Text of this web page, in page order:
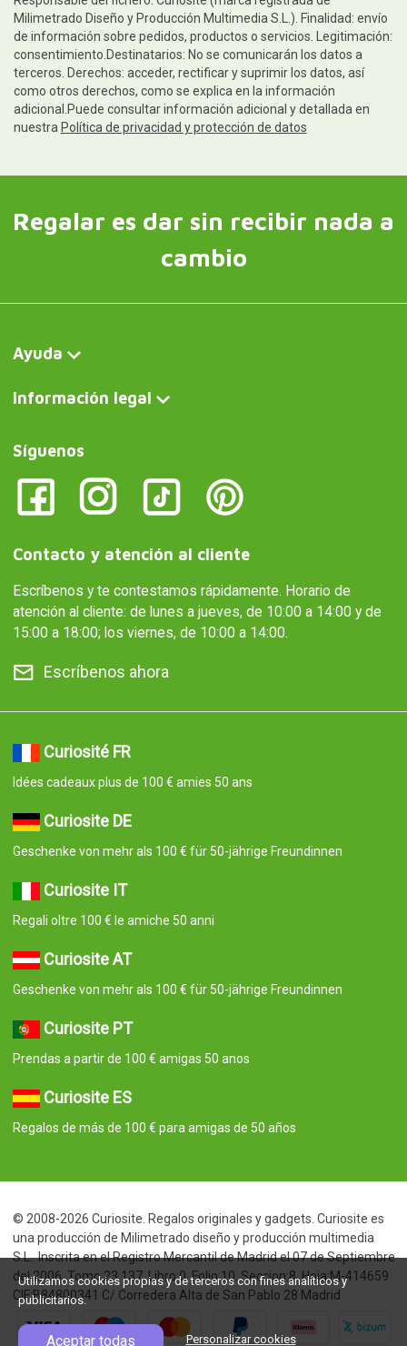
Milimetrado Diseño y Producción Multimedia S.L.). Finalidad: envío
de información sobre pedidos, productos o servicios. Legitimación:
consentimiento.Destinatarios: No se comunicarán los datos a
terceros. Derechos: acceder, rectificar y suprimir los datos, así
como otros derechos, como se explica en la información
adicional.Puede consultar información adicional y detallada en
nuestra Política de privacidad y protección de datos
Regalar es dar sin recibir nada a
cambio
Ayuda
Información legal
Síguenos
Contacto y atención al cliente
Escríbenos y te contestamos rápidamente. Horario de
atención al cliente: de lunes a jueves, de 10:00 a 14:00 y de
15:00 a 18:00; los viernes, de 10:00 a 14:00.
Escríbenos ahora
Curiosité FR
Idées cadeaux plus de 100 € amies 50 ans
Curiosite DE
Geschenke von mehr als 100 € für 50-jährige Freundinnen
Curiosite IT
Regali oltre 100 € le amiche 50 anni
Curiosite AT
Geschenke von mehr als 100 € für 50-jährige Freundinnen
Curiosite PT
Prendas a partir de 100 € amigas 50 anos
Curiosite ES
Regalos de más de 100 € para amigas de 50 años
© 2008-2026 Curiosite. Regalos originales y gadgets. Curiosite es
una producción de Milimetrado diseño y producción multimedia
S.L.. Inscrita en el Registro Mercantil de Madrid el 07 de Septiembre
del 2006. Tomo:23.137. Libro:0. Folio:10. Seccion:8. Hoja:M-414659
CIF:B84800341 C/ Corredera Alta de San Pablo 28 Madrid
Utilizamos cookies propias y de terceros con fines analíticos y
publicitarios.
Aceptar todas Personalizar cookies